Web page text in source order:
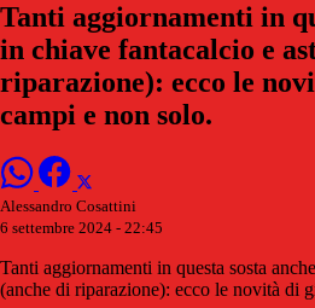
Tanti aggiornamenti in
in chiave fantacalcio e
riparazione): ecco le
campi e non solo.
Alessandro Cosattini
6 settembre 2024 - 22:45
Tanti aggiornamenti in questa sosta
(anche di riparazione): ecco le novità di